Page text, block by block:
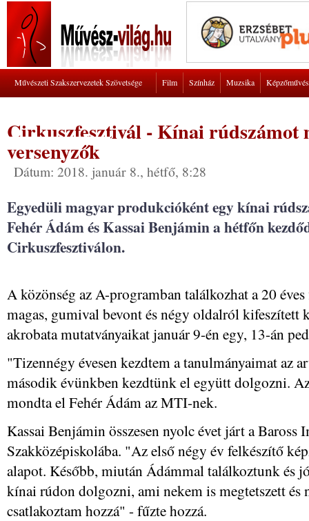
Művészeti Szakszervezetek Szövetsége Film Színház Muzsika
Cirkuszfesztivál - Kínai rúdszámot
versenyzők
Dátum: 2018. január 8., hétfő, 8:28
Egyedüli magyar produkcióként egy kínai
Fehér Ádám és Kassai Benjámin a hétfőn
Cirkuszfesztiválon.
A közönség az A-programban találkozhat a 20
magas, gumival bevont és négy oldalról kifeszített
akrobata mutatványaikat január 9-én egy, 13-án
"Tizennégy évesen kezdtem a tanulmányaimat az
második évünkben kezdtünk el együtt dolgozni.
mondta el Fehér Ádám az MTI-nek.
Kassai Benjámin összesen nyolc évet járt a Baross
Szakközépiskolába. "Az első négy év felkészítő
alapot. Később, miután Ádámmal találkoztunk és
kínai rúdon dolgozni, ami nekem is megtetszett és
csatlakoztam hozzá" - fűzte hozzá.